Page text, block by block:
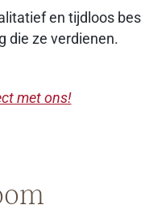
en tijdloos
die ze verdienen.
met ons!